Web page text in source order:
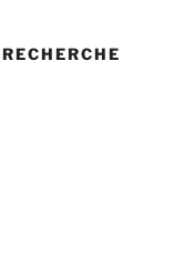
RECHERCHE